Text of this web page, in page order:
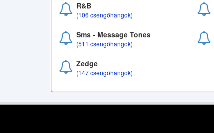
R&B
(106 csengőhangok)
Sms - Message Tones
(511 csengőhangok)
Zedge
(147 csengőhangok)